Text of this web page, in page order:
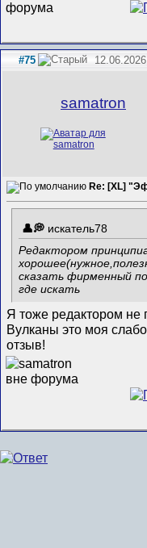
#75
samatron
Re: [XL]
искатель78
Редактором
сказать фирменный
где искать
Я тоже редактором не
Вулканы это моя
отзыв!